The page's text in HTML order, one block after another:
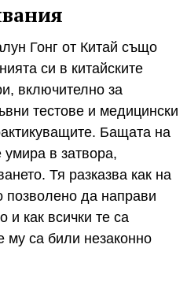
Гонг от Китай също
си в китайските
включително за
тестове и медицински
Бащата на
умира в затвора,
Тя разказва как на
позволено да направи
и как всички те са
му са били незаконно